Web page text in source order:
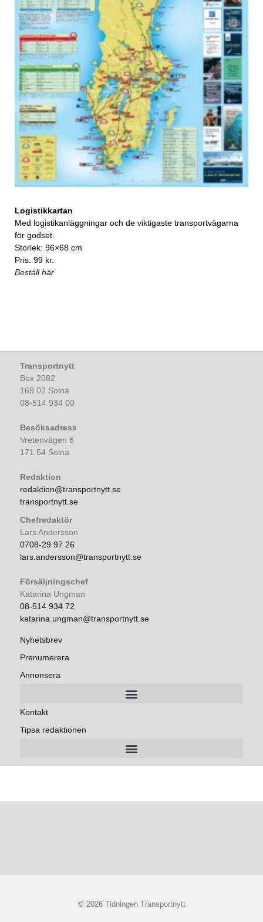
Logistikkartan
Med logistikanläggningar och de viktigaste transportvägarna
för godset.
Storlek: 96×68 cm
Pris: 99 kr.
Beställ här
Transportnytt
Box 2082
169 02 Solna
08-514 934 00
Besöksadress
Vretenvägen 6
171 54 Solna
Redaktion
redaktion@transportnytt.se
transportnytt.se
Chefredaktör
Lars Andersson
0708-29 97 26
lars.andersson@transportnytt.se
Försäljningschef
Katarina Ungman
08-514 934 72
katarina.ungman@transportnytt.se
Nyhetsbrev
Prenumerera
Annonsera
Kontakt
Tipsa redaktionen
© 2026 Tidningen Transportnytt